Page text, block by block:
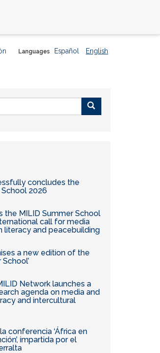
Languages Español English
concludes the
2026
the MILID Summer School
call for media
literacy and peacebuilding
a new edition of the
Network launches a
agenda on media and
and intercultural
conferencia ‘África en
impartida por el